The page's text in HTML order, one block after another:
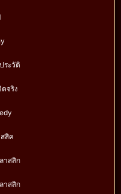
ระวัติ
จริง
สิค
าสสิก
าสสิก